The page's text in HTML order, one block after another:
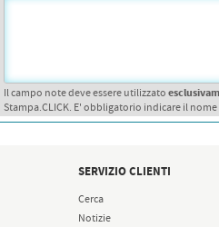
Il campo note deve essere utilizzato
Stampa.CLICK. E' obbligatorio indicare il
SERVIZIO CLIENTI
Cerca
Notizie